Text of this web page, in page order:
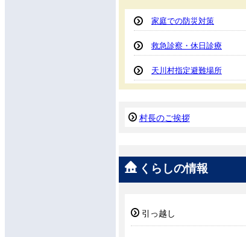
家庭での防災対策
救急診察・休日診療
天川村指定避難場所
村長のご挨拶
くらしの情報
引っ越し